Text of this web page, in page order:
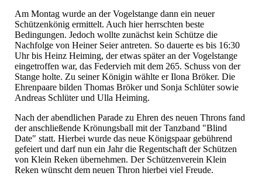
Am Montag wurde an der Vogelstange dann ein neuer
Schützenkönig ermittelt. Auch hier herrschten beste
Bedingungen. Jedoch wollte zunächst kein Schütze die
Nachfolge von Heiner Seier antreten. So dauerte es bis 16:30
Uhr bis Heinz Heiming, der etwas später an der Vogelstange
eingetroffen war, das Federvieh mit dem 265. Schuss von der
Stange holte. Zu seiner Königin wählte er Ilona Bröker. Die
Ehrenpaare bilden Thomas Bröker und Sonja Schlüter sowie
Andreas Schlüter und Ulla Heiming.
Nach der abendlichen Parade zu Ehren des neuen Throns fand
der anschließende Krönungsball mit der Tanzband "Blind
Date" statt. Hierbei wurde das neue Königspaar gebührend
gefeiert und darf nun ein Jahr die Regentschaft der Schützen
von Klein Reken übernehmen. Der Schützenverein Klein
Reken wünscht dem neuen Thron hierbei viel Freude.